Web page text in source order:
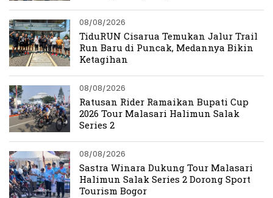
08/08/2026
TiduRUN Cisarua Temukan Jalur Trail
Run Baru di Puncak, Medannya Bikin
Ketagihan
08/08/2026
Ratusan Rider Ramaikan Bupati Cup
2026 Tour Malasari Halimun Salak
Series 2
08/08/2026
Sastra Winara Dukung Tour Malasari
Halimun Salak Series 2 Dorong Sport
Tourism Bogor